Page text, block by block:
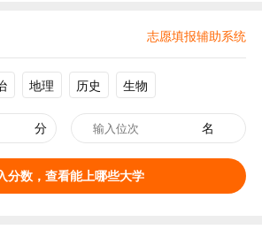
志愿填报辅助系统
地理 历史 生物
分 名
分数，查看能上哪些大学